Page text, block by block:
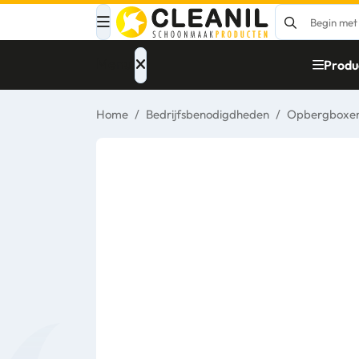
Home / Bedrijfsbenodigdheden /